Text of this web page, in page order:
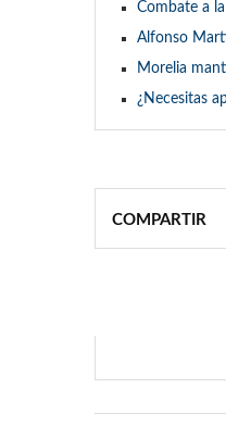
Combate a
Alfonso
Morelia
¿Necesitas
COMPARTIR